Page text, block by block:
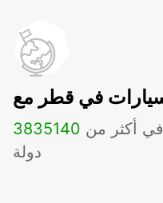
3835 أكثر من 140
دولة